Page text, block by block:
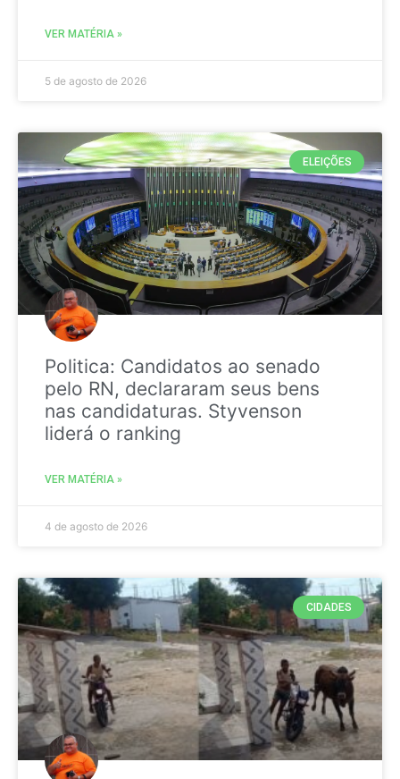
VER MATÉRIA »
5 de agosto de 2026
ELEIÇÕES
Politica: Candidatos ao senado
pelo RN, declararam seus bens
nas candidaturas. Styvenson
liderá o ranking
VER MATÉRIA »
4 de agosto de 2026
CIDADES